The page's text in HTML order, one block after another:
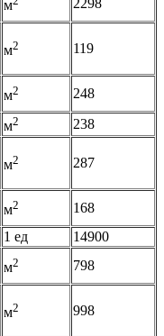
м
2298
м2 119
м2
248
м2
238
м2 287
м2
168
1 ед
14900
м2
798
м2 998